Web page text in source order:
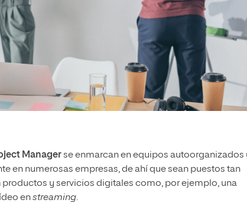
Managerse enmarcan en equipos autoorganizados
en numerosas empresas, de ahí que sean puestos tan
y servicios digitales como, por ejemplo, una
enstreaming.